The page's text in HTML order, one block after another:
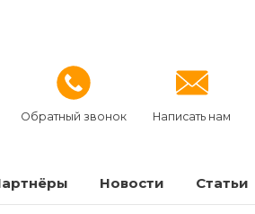
Обратный звонок Написать нам
Новости Статьи